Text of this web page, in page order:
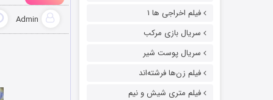
فیلم اخراجی ها ۱
سریال بازی مرکب
سریال پوست شیر
فیلم زن‌ها فرشته‌اند
فیلم متری شیش و نیم
Admin